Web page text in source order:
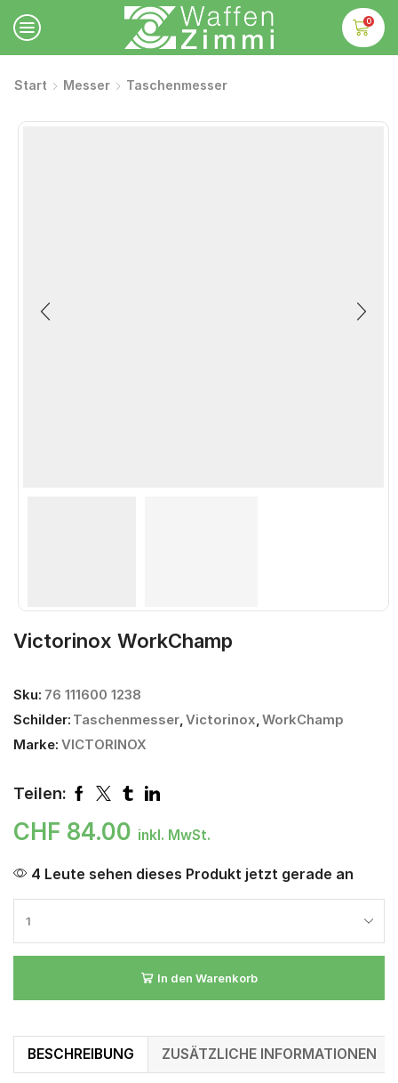
0
Start Messer Taschenmesser
Victorinox WorkChamp
Sku: 76 111600 1238
Schilder: Taschenmesser,Victorinox,WorkChamp
Marke: VICTORINOX
Teilen:
CHF 84.00 inkl. MwSt.
4 Leute sehen dieses Produkt jetzt gerade an
In den Warenkorb
BESCHREIBUNG ZUSÄTZLICHE INFORMATIONEN